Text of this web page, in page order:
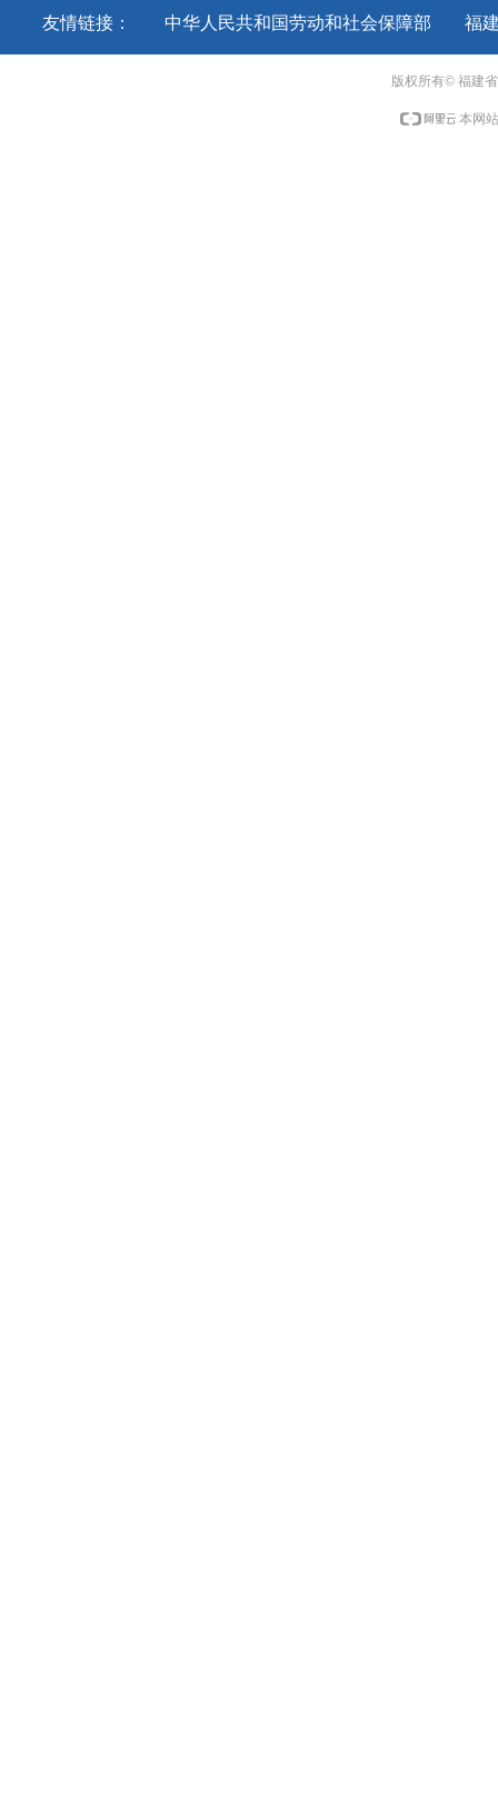
友情链接： 中华人民共和国劳动和社会保障部 福
版权所有© 福建
本网